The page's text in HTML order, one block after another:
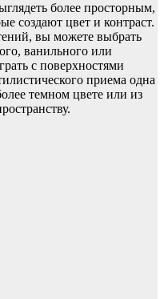
более просторным,
создают цвет и контраст.
вы можете выбрать
ванильного или
с поверхностями
приема одна
темном цвете или из